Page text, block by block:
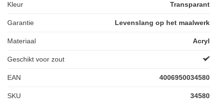
Kleur Transparant
Garantie Levenslang op het maalwerk
Materiaal Acryl
Geschikt voor zout
EAN 4006950034580
SKU 34580